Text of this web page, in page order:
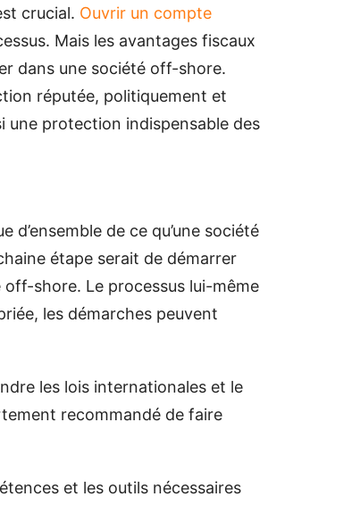
crucial. Ouvrir un compte
Mais les avantages fiscaux
dans une société off-shore.
réputée, politiquement et
une protection indispensable des
d’ensemble de ce qu’une société
étape serait de démarrer
shore. Le processus lui-même
les démarches peuvent
les lois internationales et le
recommandé de faire
et les outils nécessaires